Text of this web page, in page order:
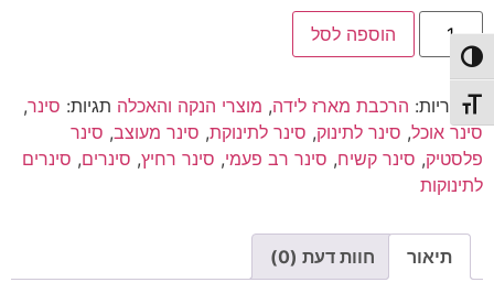
הפעל/כבה ניגודיות גבוהה
מתג גודל גופן
כמות
של
סינר
אוכל
|
פינגווין
ורוד
הוספה לסל
קטגוריות: הרכבת מארז לידה, מוצרי הנקה והאכלה תגיות: סינר,
סינר אוכל, סינר לתינוק, סינר לתינוקת, סינר מעוצב, סינר
פלסטיק, סינר קשיח, סינר רב פעמי, סינר רחיץ, סינרים, סינרים
לתינוקות
תיאור חוות דעת (0)